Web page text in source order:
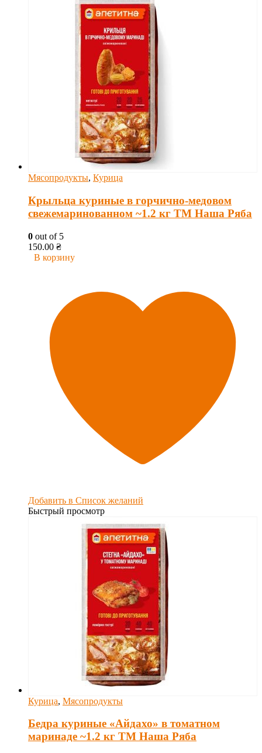
Мясопродукты, Курица
Крыльца куриные в горчично-медовом
свежемаринованном ~1.2 кг ТМ Наша Ряба
0 out of 5
150.00 ₴
В корзину
Добавить в Список желаний
Быстрый просмотр
Курица, Мясопродукты
Бедра куриные «Айдахо» в томатном
маринаде ~1.2 кг ТМ Наша Ряба